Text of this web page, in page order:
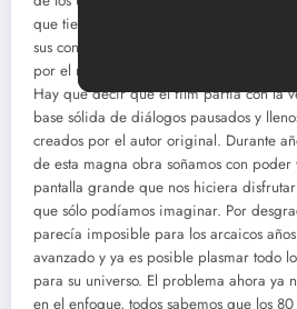
que tiene la virtud de apostar más por
sus conflictos (sí ya sé que está
por el ruido y la furia digital de la
Hay que decir que el film partía con la
base sólida de diálogos pausados y
creados por el autor original. Durante
de esta magna obra soñamos con poder
pantalla grande que nos hiciera
que sólo podíamos imaginar. Por
parecía imposible para los arcaicos
avanzado y ya es posible plasmar todo
para su universo. El problema ahora ya
en el enfoque, todos sabemos que los